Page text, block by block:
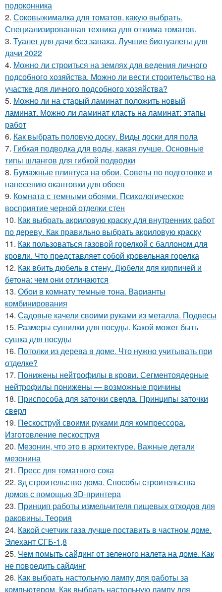
подоконника
2. Соковыжималка для томатов, какую выбрать.
Специализированная техника для отжима томатов.
3. Туалет для дачи без запаха. Лучшие биотуалеты для
дачи 2022
4. Можно ли строиться на землях для ведения личного
подсобного хозяйства. Можно ли вести строительство на
участке для личного подсобного хозяйства?
5. Можно ли на старый ламинат положить новый
ламинат. Можно ли ламинат класть на ламинат: этапы
работ
6. Как выбрать половую доску. Виды доски для пола
7. Гибкая подводка для воды, какая лучше. Основные
типы шлангов для гибкой подводки
8. Бумажные плинтуса на обои. Советы по подготовке и
нанесению окантовки для обоев
9. Комната с темными обоями. Психологическое
восприятие черной отделки стен
10. Как выбрать акриловую краску для внутренних работ
по дереву. Как правильно выбрать акриловую краску
11. Как пользоваться газовой горелкой с баллоном для
кровли. Что представляет собой кровельная горелка
12. Как вбить дюбель в стену. Дюбели для кирпичей и
бетона: чем они отличаются
13. Обои в комнату темные тона. Варианты
комбинирования
14. Садовые качели своими руками из металла. Подвесы
15. Размеры сушилки для посуды. Какой может быть
сушка для посуды
16. Потолки из дерева в доме. Что нужно учитывать при
отделке?
17. Понижены нейтрофилы в крови. Сегментоядерные
нейтрофилы понижены — возможные причины
18. Приспособа для заточки сверла. Принципы заточки
сверл
19. Пескоструй своими руками для компрессора.
Изготовление пескоструя
20. Мезонин, что это в архитектуре. Важные детали
мезонина
21. Пресс для томатного сока
22. 3д строительство дома. Способы строительства
домов с помощью 3D-принтера
23. Принцип работы измельчителя пищевых отходов для
раковины. Теория
24. Какой счетчик газа лучше поставить в частном доме.
Элехант СГБ-1,8
25. Чем помыть сайдинг от зеленого налета на доме. Как
не повредить сайдинг
26. Как выбрать настольную лампу для работы за
компьютером. Как выбрать настольную лампу для